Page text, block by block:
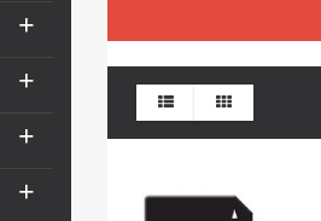
service@168outlet.tw